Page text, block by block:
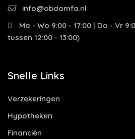
info@obdamfa.nl
Ma - Wo 9:00 - 17:00 | Do - Vr
tussen 12:00 - 13:00)
Snelle Links
Verzekeringen
Hypotheken
Financiën